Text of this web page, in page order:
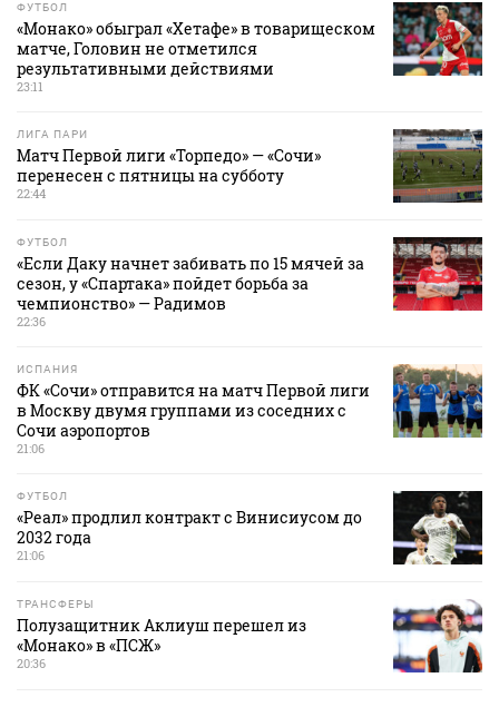
ФУТБОЛ
«Монако» обыграл «Хетафе» в товарищеском
матче, Головин не отметился
результативными действиями
23:11
ЛИГА ПАРИ
Матч Первой лиги «Торпедо» — «Сочи»
перенесен с пятницы на субботу
22:44
ФУТБОЛ
«Если Даку начнет забивать по 15 мячей за
сезон, у «Спартака» пойдет борьба за
чемпионство» — Радимов
22:36
ИСПАНИЯ
ФК «Сочи» отправится на матч Первой лиги
в Москву двумя группами из соседних с
Сочи аэропортов
21:06
ФУТБОЛ
«Реал» продлил контракт с Винисиусом до
2032 года
21:06
ТРАНСФЕРЫ
Полузащитник Аклиуш перешел из
«Монако» в «ПСЖ»
20:36